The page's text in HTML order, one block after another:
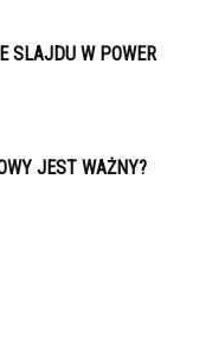
SLAJDU W POWER
JEST WAŻNY?